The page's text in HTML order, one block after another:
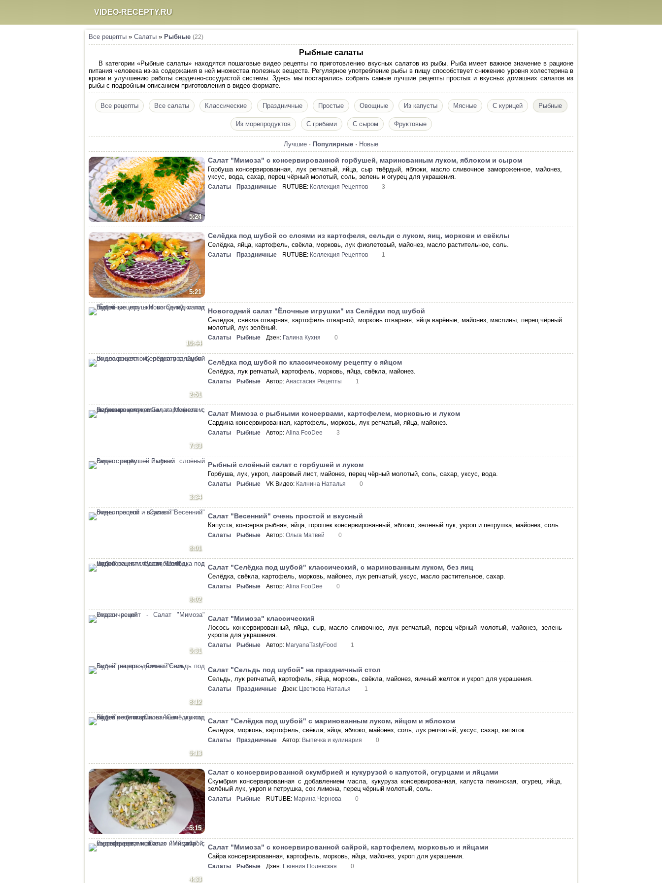
VIDEO-RECEPTY.RU
Все рецепты » Салаты » Рыбные (22)
Рыбные салаты
В категории «Рыбные салаты» находятся пошаговые видео рецепты по приготовлению вкусных салатов из рыбы. Рыба имеет важное значение в рационе
питания человека из-за содержания в ней множества полезных веществ. Регулярное употребление рыбы в пищу способствует снижению уровня холестерина в
крови и улучшению работы сердечно-сосудистой системы. Здесь мы постарались собрать самые лучшие рецепты простых и вкусных домашних салатов из
рыбы с подробным описанием приготовления в видео формате.
Все рецепты Все салаты Классические Праздничные Простые Овощные Из капусты Мясные С курицей Рыбные
Из морепродуктов С грибами С сыром Фруктовые
Лучшие · Популярные · Новые
5:24
Салат "Мимоза" с консервированной горбушей, маринованным луком, яблоком и сыром
Горбуша консервированная, лук репчатый, яйца, сыр твёрдый, яблоки, масло сливочное замороженное, майонез,
уксус, вода, сахар, перец чёрный молотый, соль, зелень и огурец для украшения.
Салаты Праздничные RUTUBE: Коллекция Рецептов 3
5:21
Селёдка под шубой со слоями из картофеля, сельди с луком, яиц, моркови и свёклы
Селёдка, яйца, картофель, свёкла, морковь, лук фиолетовый, майонез, масло растительное, соль.
Салаты Праздничные RUTUBE: Коллекция Рецептов 1
10:44
Новогодний салат "Ёлочные игрушки" из Селёдки под шубой
Селёдка, свёкла отварная, картофель отварной, морковь отварная, яйца варёные, майонез, маслины, перец чёрный
молотый, лук зелёный.
Салаты Рыбные Дзен: Галина Кухня 0
2:51
Селёдка под шубой по классическому рецепту с яйцом
Селёдка, лук репчатый, картофель, морковь, яйца, свёкла, майонез.
Салаты Рыбные Автор:Анастасия Рецепты 1
7:33
Салат Мимоза с рыбными консервами, картофелем, морковью и луком
Сардина консервированная, картофель, морковь, лук репчатый, яйца, майонез.
Салаты Рыбные Автор:Alina FooDee 3
3:34
Рыбный слоёный салат с горбушей и луком
Горбуша, лук, укроп, лавровый лист, майонез, перец чёрный молотый, соль, сахар, уксус, вода.
Салаты Рыбные VK Видео: Калнина Наталья 0
8:01
Салат "Весенний" очень простой и вкусный
Капуста, консерва рыбная, яйца, горошек консервированный, яблоко, зеленый лук, укроп и петрушка, майонез, соль.
Салаты Рыбные Автор:Ольга Матвей 0
8:02
Салат "Селёдка под шубой" классический, с маринованным луком, без яиц
Селёдка, свёкла, картофель, морковь, майонез, лук репчатый, уксус, масло растительное, сахар.
Салаты Рыбные Автор:Alina FooDee 0
5:31
Салат "Мимоза" классический
Лосось консервированный, яйца, сыр, масло сливочное, лук репчатый, перец чёрный молотый, майонез, зелень
укропа для украшения.
Салаты Рыбные Автор: MaryanaTastyFood 1
8:12
Салат "Сельдь под шубой" на праздничный стол
Сельдь, лук репчатый, картофель, яйца, морковь, свёкла, майонез, яичный желток и укроп для украшения.
Салаты Праздничные Дзен: Цветкова Наталья 1
9:13
Салат "Селёдка под шубой" с маринованным луком, яйцом и яблоком
Селёдка, морковь, картофель, свёкла, яйца, яблоко, майонез, соль, лук репчатый, уксус, сахар, кипяток.
Салаты Праздничные Автор: Выпечка и кулинария 0
5:15
Салат с консервированной скумбрией и кукурузой с капустой, огурцами и яйцами
Скумбрия консервированная с добавлением масла, кукуруза консервированная, капуста пекинская, огурец, яйца,
зелёный лук, укроп и петрушка, сок лимона, перец чёрный молотый, соль.
Салаты Рыбные RUTUBE: Марина Чернова 0
4:33
Салат "Мимоза" с консервированной сайрой, картофелем, морковью и яйцами
Сайра консервированная, картофель, морковь, яйца, майонез, укроп для украшения.
Салаты Рыбные Дзен: Евгения Полевская 0